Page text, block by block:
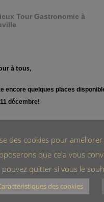
des cookies pour
que cela vous
pouvez quitter si vous le
des cookies